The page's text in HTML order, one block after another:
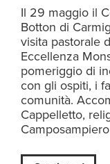
Il 29 maggio il
Botton di
visita pastorale
Eccellenza
pomeriggio di
con gli ospiti, i
comunità.
Cappelletto,
Camposampiero